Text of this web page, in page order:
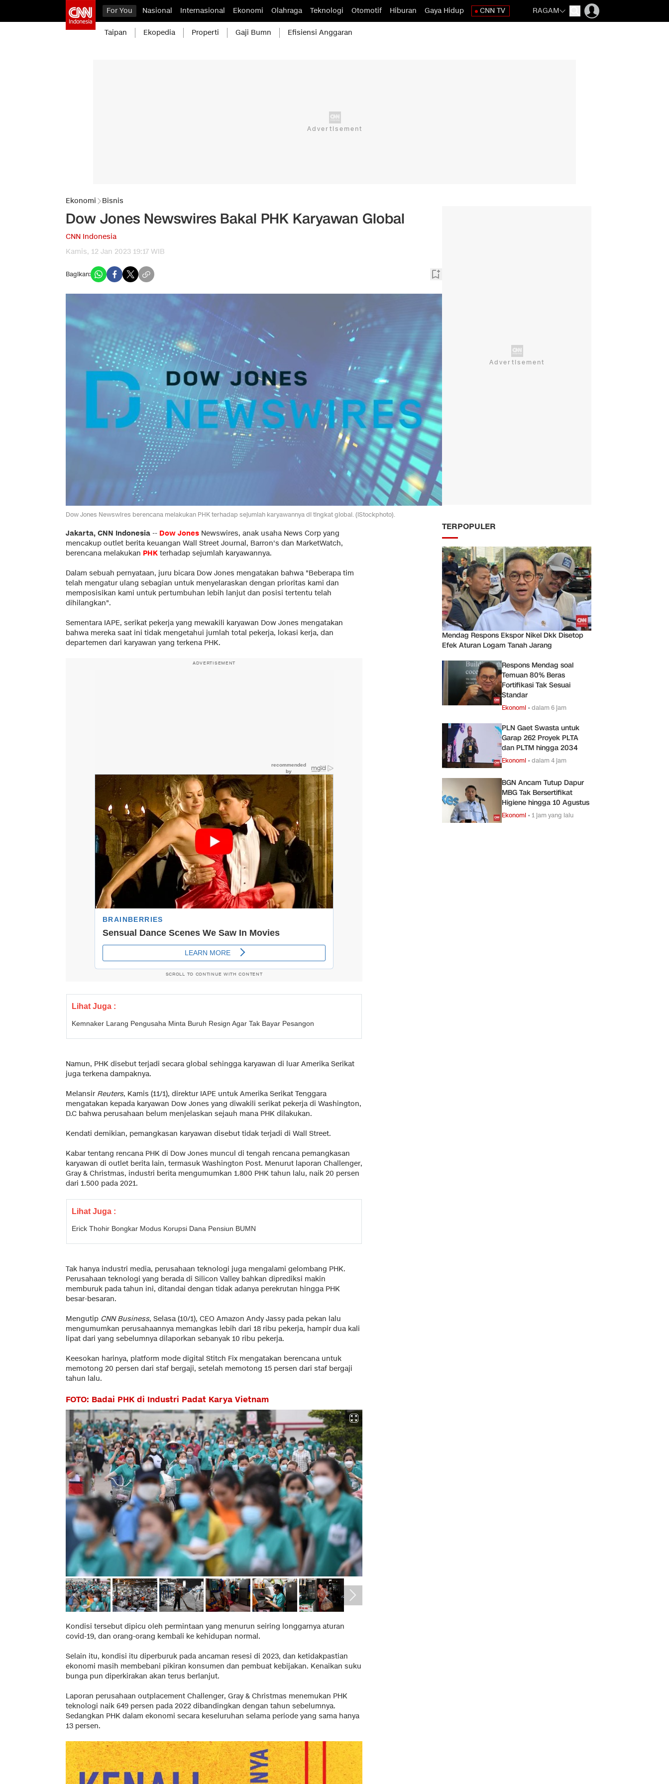
For You Nasional Internasional Ekonomi Olahraga Teknologi Otomotif Hiburan Gaya Hidup CNN TV RAGAM
Taipan Ekopedia Properti Gaji Bumn Efisiensi Anggaran
Ekonomi Bisnis
Dow Jones Newswires Bakal PHK Karyawan Global
CNN Indonesia
Kamis, 12 Jan 2023 19:17 WIB
Bagikan:
Dow Jones Newswires berencana melakukan PHK terhadap sejumlah karyawannya di tingkat global. (iStockphoto).
Jakarta, CNN Indonesia -- Dow Jones Newswires, anak usaha News Corp yang
mencakup outlet berita keuangan Wall Street Journal, Barron's dan MarketWatch,
berencana melakukan PHK terhadap sejumlah karyawannya.
Dalam sebuah pernyataan, juru bicara Dow Jones mengatakan bahwa "Beberapa tim
telah mengatur ulang sebagian untuk menyelaraskan dengan prioritas kami dan
memposisikan kami untuk pertumbuhan lebih lanjut dan posisi tertentu telah
dihilangkan".
Sementara IAPE, serikat pekerja yang mewakili karyawan Dow Jones mengatakan
bahwa mereka saat ini tidak mengetahui jumlah total pekerja, lokasi kerja, dan
departemen dari karyawan yang terkena PHK.
ADVERTISEMENT
SCROLL TO CONTINUE WITH CONTENT
Lihat Juga :
Kemnaker Larang Pengusaha Minta Buruh Resign Agar Tak Bayar Pesangon
Namun, PHK disebut terjadi secara global sehingga karyawan di luar Amerika Serikat
juga terkena dampaknya.
Melansir Reuters, Kamis (11/1), direktur IAPE untuk Amerika Serikat Tenggara
mengatakan kepada karyawan Dow Jones yang diwakili serikat pekerja di Washington,
D.C bahwa perusahaan belum menjelaskan sejauh mana PHK dilakukan.
Kendati demikian, pemangkasan karyawan disebut tidak terjadi di Wall Street.
Kabar tentang rencana PHK di Dow Jones muncul di tengah rencana pemangkasan
karyawan di outlet berita lain, termasuk Washington Post. Menurut laporan Challenger,
Gray & Christmas, industri berita mengumumkan 1.800 PHK tahun lalu, naik 20 persen
dari 1.500 pada 2021.
Lihat Juga :
Erick Thohir Bongkar Modus Korupsi Dana Pensiun BUMN
Tak hanya industri media, perusahaan teknologi juga mengalami gelombang PHK.
Perusahaan teknologi yang berada di Silicon Valley bahkan diprediksi makin
memburuk pada tahun ini, ditandai dengan tidak adanya perekrutan hingga PHK
besar-besaran.
Mengutip CNN Business, Selasa (10/1), CEO Amazon Andy Jassy pada pekan lalu
mengumumkan perusahaannya memangkas lebih dari 18 ribu pekerja, hampir dua kali
lipat dari yang sebelumnya dilaporkan sebanyak 10 ribu pekerja.
Keesokan harinya, platform mode digital Stitch Fix mengatakan berencana untuk
memotong 20 persen dari staf bergaji, setelah memotong 15 persen dari staf bergaji
tahun lalu.
FOTO: Badai PHK di Industri Padat Karya Vietnam
Kondisi tersebut dipicu oleh permintaan yang menurun seiring longgarnya aturan
covid-19, dan orang-orang kembali ke kehidupan normal.
Selain itu, kondisi itu diperburuk pada ancaman resesi di 2023, dan ketidakpastian
ekonomi masih membebani pikiran konsumen dan pembuat kebijakan. Kenaikan suku
bunga pun diperkirakan akan terus berlanjut.
Laporan perusahaan outplacement Challenger, Gray & Christmas menemukan PHK
teknologi naik 649 persen pada 2022 dibandingkan dengan tahun sebelumnya.
Sedangkan PHK dalam ekonomi secara keseluruhan selama periode yang sama hanya
13 persen.
TERPOPULER
Mendag Respons Ekspor Nikel Dkk Disetop
Efek Aturan Logam Tanah Jarang
Respons Mendag soal
Temuan 80% Beras
Fortifikasi Tak Sesuai
Standar
Ekonomi •dalam 6 jam
PLN Gaet Swasta untuk
Garap 262 Proyek PLTA
dan PLTM hingga 2034
Ekonomi •dalam 4 jam
BGN Ancam Tutup Dapur
MBG Tak Bersertifikat
Higiene hingga 10 Agustus
Ekonomi •1 jam yang lalu